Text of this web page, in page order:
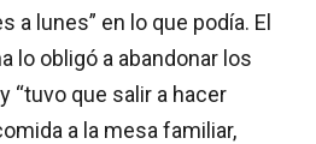
a lunes” en lo que podía. El
lo obligó a abandonar los
“tuvo que salir a hacer
a la mesa familiar,